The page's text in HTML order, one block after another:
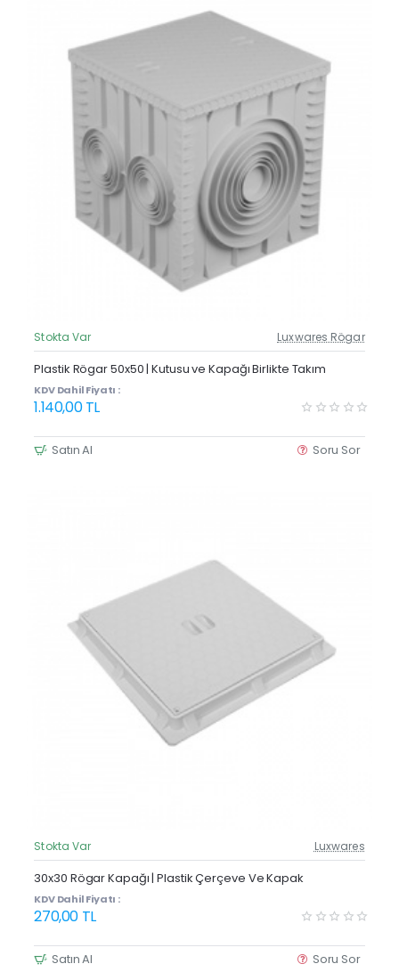
Güncel Fiyat
Stokta Var Luxwares Rögar
Plastik Rögar 50x50 | Kutusu ve Kapağı Birlikte Takım
KDV Dahil Fiyatı :
1.140,00 TL
Satın Al Soru Sor
Güncel Fiyat
Stokta Var Luxwares
30x30 Rögar Kapağı | Plastik Çerçeve Ve Kapak
KDV Dahil Fiyatı :
270,00 TL
Satın Al Soru Sor